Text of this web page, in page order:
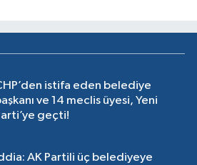
istifa eden belediye
ve 14 meclis üyesi, Yeni
geçti!
AK Partili üç belediyeye